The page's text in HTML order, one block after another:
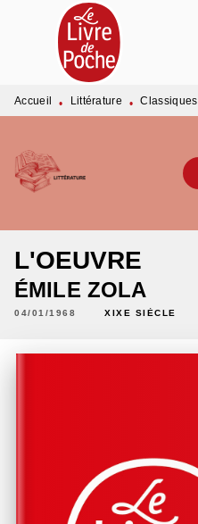
MENU RECHERCHE
PIED DE PAGE
Accueil • Littérature • Classiques
L'OEUVRE
ÉMILE ZOLA
04/01/1968 XIXE SIÈCLE